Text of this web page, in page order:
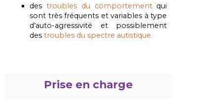
des troubles du comportementqui
sont très fréquents et variables à type
d’auto-agressivité et possiblement
des troubles du spectre autistique.
Prise en charge